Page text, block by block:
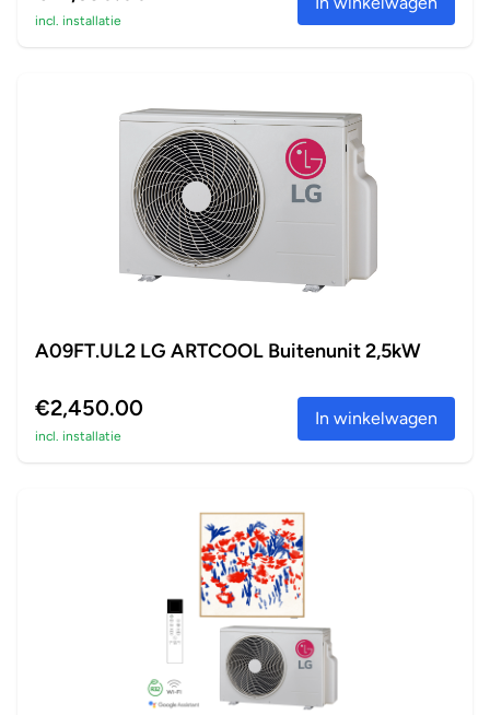
incl. installatie
A09FT.UL2 LG ARTCOOL Buitenunit 2,5kW
€2,450.00
incl. installatie
In winkelwagen